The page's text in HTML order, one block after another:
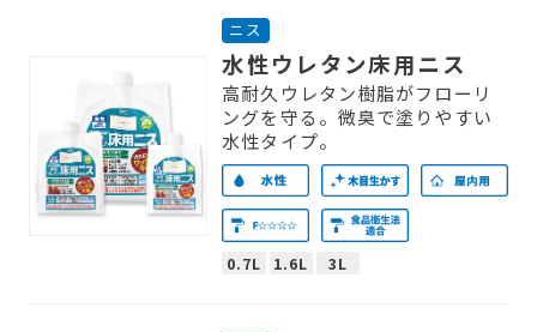
ニス
水性ウレタン床用ニス
高耐久ウレタン樹脂がフローリ
ングを守る。微臭で塗りやすい
水性タイプ。
0.7L 1.6L 3L